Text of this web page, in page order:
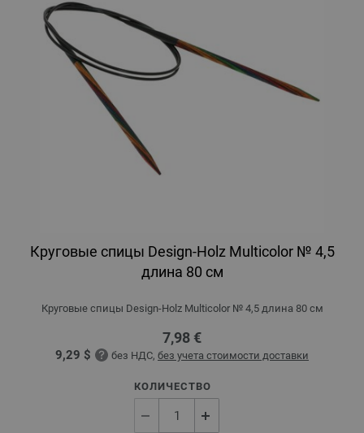
Круговые спицы Design-Holz Multicolor № 4,5
длина 80 см
Круговые спицы Design-Holz Multicolor № 4,5 длина 80 см
7,98 €
9,29 $ без НДС, без учета стоимости доставки
КОЛИЧЕСТВО